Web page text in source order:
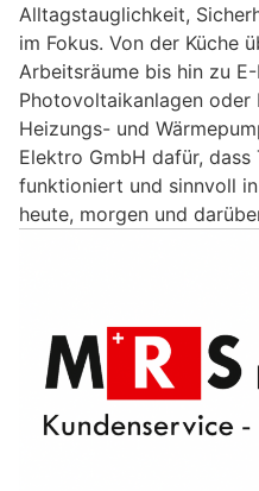
Alltagstauglichkeit,
im Fokus. Von der Küche
Arbeitsräume bis hin zu
Photovoltaikanlagen
Heizungs- und
Elektro GmbH dafür, dass
funktioniert und sinnvoll
heute, morgen und